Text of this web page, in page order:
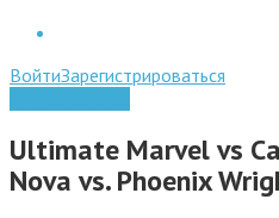
ВойтиЗарегистрироваться
Ultimate Marvel vs
Nova vs. Phoenix